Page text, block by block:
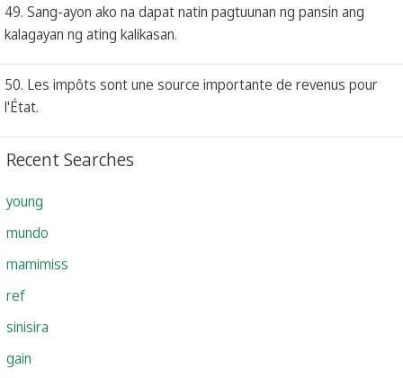
49. Sang-ayon ako na dapat natin pagtuunan ng pansin ang
kalagayan ng ating kalikasan.
50. Les impôts sont une source importante de revenus pour
l'État.
Recent Searches
young
mundo
mamimiss
ref
sinisira
gain